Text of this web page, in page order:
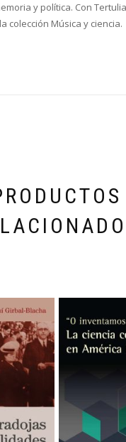
y política. Con
colección Música y ciencia.